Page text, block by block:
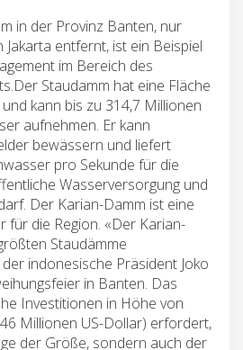
in der Provinz Banten, nur
entfernt, ist ein Beispiel
im Bereich des
Staudamm hat eine Fläche
kann bis zu 314,7 Millionen
aufnehmen. Er kann
bewässern und liefert
pro Sekunde für die
Wasserversorgung und
Der Karian-Damm ist eine
für die Region. «Der Karian-
Staudämme
indonesische Präsident Joko
in Banten. Das
Investitionen in Höhe von
Millionen US-Dollar) erfordert,
der Größe, sondern auch der